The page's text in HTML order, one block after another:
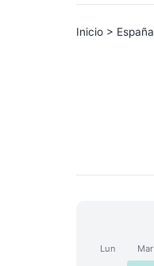
Inicio > España
Lun Mar